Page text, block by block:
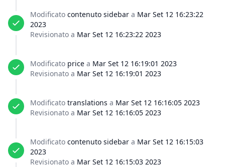
Modificato contenuto sidebar a Mar Set 12 16:23:22
2023
Revisionato a Mar Set 12 16:23:22 2023
Modificato price a Mar Set 12 16:19:01 2023
Revisionato a Mar Set 12 16:19:01 2023
Modificato translations a Mar Set 12 16:16:05 2023
Revisionato a Mar Set 12 16:16:05 2023
Modificato contenuto sidebar a Mar Set 12 16:15:03
2023
Revisionato a Mar Set 12 16:15:03 2023